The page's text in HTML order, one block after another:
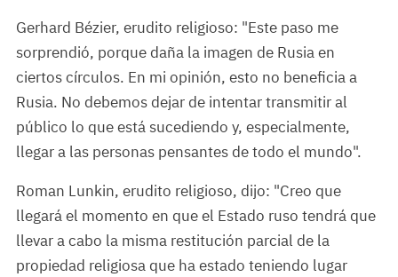
Gerhard Bézier, erudito religioso: "Este paso me
sorprendió, porque daña la imagen de Rusia en
ciertos círculos. En mi opinión, esto no beneficia a
Rusia. No debemos dejar de intentar transmitir al
público lo que está sucediendo y, especialmente,
llegar a las personas pensantes de todo el mundo".
Roman Lunkin, erudito religioso, dijo: "Creo que
llegará el momento en que el Estado ruso tendrá que
llevar a cabo la misma restitución parcial de la
propiedad religiosa que ha estado teniendo lugar